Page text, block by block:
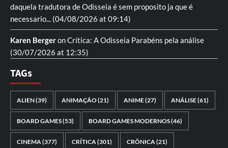
daquela tradutora de Odisseia é sem proposito ja que é
necessario... (04/08/2026 at 09:14)
Karen BergeronCrítica: A Odisseia Parabéns pela análise
(30/07/2026 at 12:35)
TAGs
ALIEN(39) ANIMAÇÃO(21) ANIME(27) ANÁLISE(61)
BOARD GAMES(53) BOARD GAMES MODERNOS(46)
CINEMA(377) CRÍTICA(301) CRÔNICA(21)